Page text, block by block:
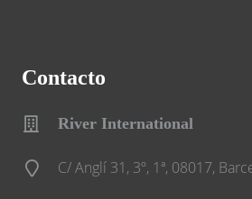
Contacto
River International
C/ Anglí 31, 3º, 1ª, 08017,